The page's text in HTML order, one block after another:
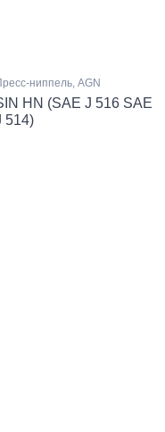
ниппель, AGN
HN (SAE J 516 SAE
514)